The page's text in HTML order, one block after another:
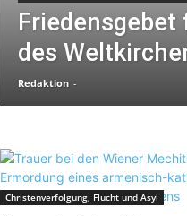
Friedensgebet
des
Redaktion -
Christenverfolgung, Flucht und Asyl